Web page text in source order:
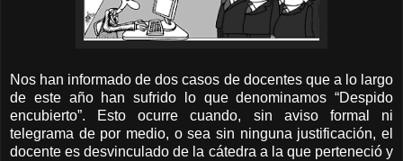
Nos han informado de dos casos de docentes que a lo largo
de este año han sufrido lo que denominamos “Despido
encubierto”. Esto ocurre cuando, sin aviso formal ni
telegrama de por medio, o sea sin ninguna justificación, el
docente es desvinculado de la cátedra a la que perteneció y